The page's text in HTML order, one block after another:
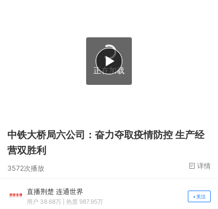
正在加载
中铁大桥局六公司：奋力夺取疫情防控 生产经
营双胜利
3572次播放 详情
直播荆楚 连通世界
用户 38.68万 | 热度 987.95万
+关注